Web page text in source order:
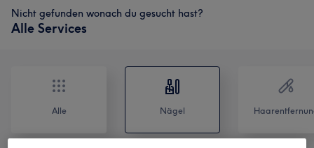
Nicht gefunden wonach du gesucht hast?
Alle Services
Alle Nägel